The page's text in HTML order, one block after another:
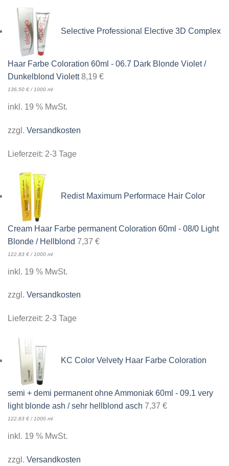
Selective Professional Elective 3D Complex
Haar Farbe Coloration 60ml - 06.7 Dark Blonde Violet /
Dunkelblond Violett 8,19 €
136,50 € / 1000 ml
inkl. 19 % MwSt.
zzgl. Versandkosten
Lieferzeit: 2-3 Tage
Redist Maximum Performace Hair Color
Cream Haar Farbe permanent Coloration 60ml - 08/0 Light
Blonde / Hellblond 7,37 €
122,83 € / 1000 ml
inkl. 19 % MwSt.
zzgl. Versandkosten
Lieferzeit: 2-3 Tage
KC Color Velvety Haar Farbe Coloration
semi + demi permanent ohne Ammoniak 60ml - 09.1 very
light blonde ash / sehr hellblond asch 7,37 €
122,83 € / 1000 ml
inkl. 19 % MwSt.
zzgl. Versandkosten